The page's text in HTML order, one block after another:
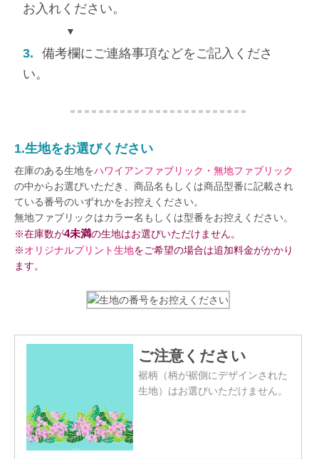
お入れください。
▼
3.
備考欄にご連絡事項などをご記入くださ
い。
1.生地をお選びください
在庫のある生地をハワイアンファブリック・無地ファブリック
の中からお選びいただき、商品名もしくは商品型番に記載され
ている番号のいずれかをお控えください。
無地ファブリックはカラー名もしくは型番をお控えください。
※在庫数が4未満の生地はお選びいただけません。
※オリジナルプリント生地をご希望の場合は追加料金がかかり
ます。
ご注意ください
裾柄（柄が裾側にデザインされた
生地）はお選びいただけません。